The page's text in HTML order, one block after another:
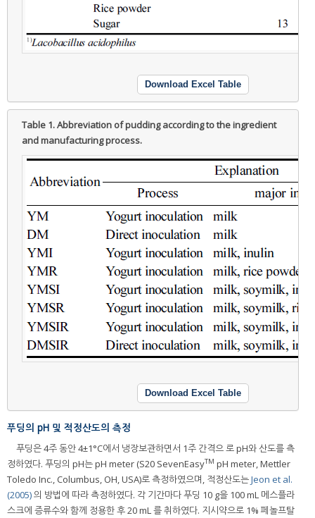
Download Excel Table
Table 1.Abbreviation of pudding according to the ingredient
and manufacturing process.
Download Excel Table
푸딩의 pH 및 적정산도의 측정
푸딩은 4주 동안 4±1°C에서 냉장보관하면서 1주 간격으 로 pH와 산도를 측
정하였다. 푸딩의 pH는 pH meter (S20 SevenEasyTM pH meter, Mettler
Toledo Inc., Columbus, OH, USA)로 측정하였으며, 적정산도는Jeon et al.
(2005)의 방법에 따라 측정하였다. 각 기간마다 푸딩 10 g을 100 mL 메스플라
스크에 증류수와 함께 정용한 후 20 mL 를 취하였다. 지시약으로 1% 페놀프탈